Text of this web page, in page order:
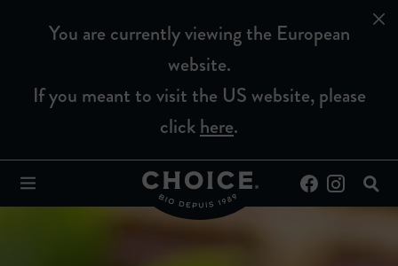
You are currently viewing the European
website.
If you meant to visit the US website, please
clickhere.